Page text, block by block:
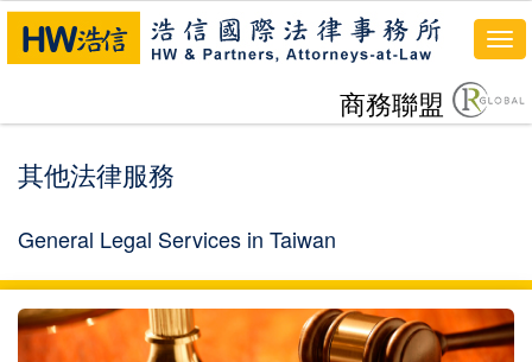
商務聯盟
其他法律服務
General Legal Services in Taiwan